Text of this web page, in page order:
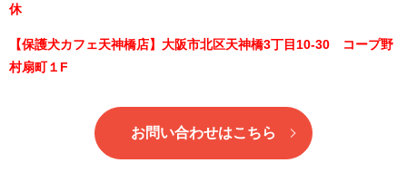
休
【保護犬カフェ天神橋店】大阪市北区天神橋3丁目10-30 コープ野
村扇町１F
お問い合わせはこちら